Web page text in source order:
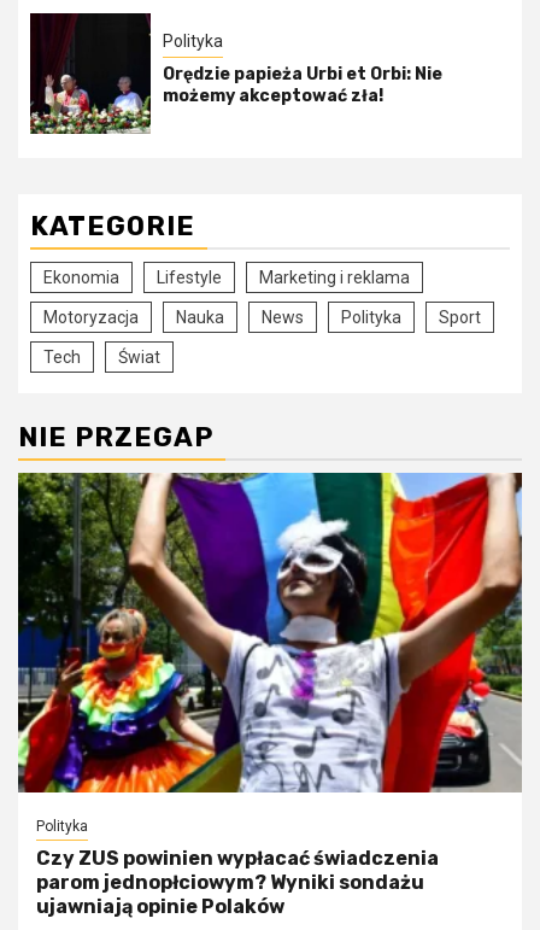
Polityka
Orędzie papieża Urbi et Orbi: Nie
możemy akceptować zła!
KATEGORIE
Ekonomia Lifestyle Marketing i reklama
Motoryzacja Nauka News Polityka Sport
Tech Świat
NIE PRZEGAP
Polityka
Czy ZUS powinien wypłacać świadczenia
parom jednopłciowym? Wyniki sondażu
ujawniają opinie Polaków